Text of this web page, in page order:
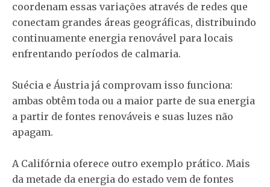
coordenam essas variações através de redes que
conectam grandes áreas geográficas, distribuindo
continuamente energia renovável para locais
enfrentando períodos de calmaria.
Suécia e Áustria já comprovam isso funciona:
ambas obtêm toda ou a maior parte de sua energia
a partir de fontes renováveis e suas luzes não
apagam.
A Califórnia oferece outro exemplo prático. Mais
da metade da energia do estado vem de fontes